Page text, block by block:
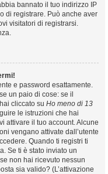
bannato il tuo indirizzo IP
di registrare. Può anche aver
visitatori di registrarsi.
e password esattamente.
un paio di cose: se il
cliccato su Ho meno di 13
le istruzioni che hai
attivare il tuo account. Alcune
vengano attivate dall’utente
Quando ti registri ti
Se ti è stato inviato un
non hai ricevuto nessun
sia valido? (L’attivazione